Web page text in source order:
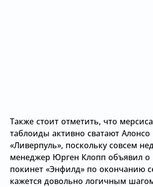
Также стоит отметить, что
таблоиды активно сватают Алонсо
«Ливерпуль», поскольку совсем
менеджер Юрген Клопп объявил о
покинет «Энфилд» по окончанию
кажется довольно логичным